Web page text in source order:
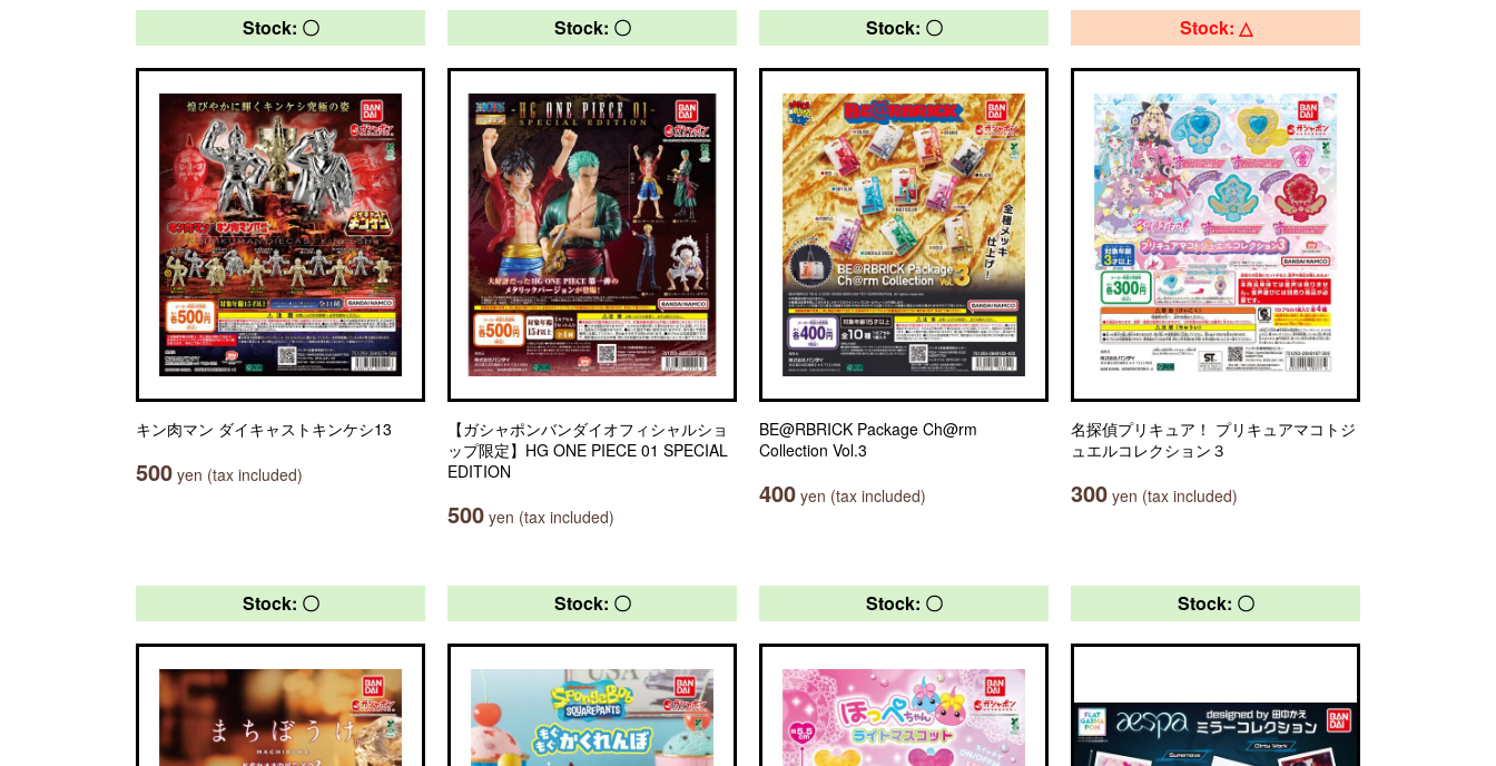
Stock: 〇
キン肉マン ダイキャストキンケシ13
500 yen (tax included)
Stock: 〇
【ガシャポンバンダイオフィシャルショ
ップ限定】HG ONE PIECE 01 SPECIAL
EDITION
500 yen (tax included)
Stock: 〇
BE@RBRICK Package Ch@rm
Collection Vol.3
400 yen (tax included)
Stock: △
名探偵プリキュア！ プリキュアマコトジ
ュエルコレクション３
300 yen (tax included)
Stock: 〇 Stock: 〇 Stock: 〇 Stock: 〇